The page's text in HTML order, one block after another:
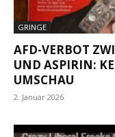
GRINGE
AFD-VERBOT
UND ASPIRIN:
UMSCHAU
2. Januar 2026